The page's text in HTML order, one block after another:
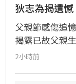
狄志為揭遺
父親節感傷追
揭露已故父親
透露，父親一
2小時前